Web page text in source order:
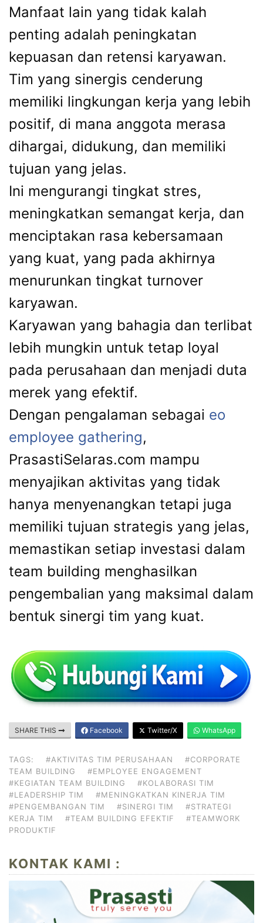
Manfaat lain yang tidak kalah
penting adalah peningkatan
kepuasan dan retensi karyawan.
Tim yang sinergis cenderung
memiliki lingkungan kerja yang lebih
positif, di mana anggota merasa
dihargai, didukung, dan memiliki
tujuan yang jelas.
Ini mengurangi tingkat stres,
meningkatkan semangat kerja, dan
menciptakan rasa kebersamaan
yang kuat, yang pada akhirnya
menurunkan tingkat turnover
karyawan.
Karyawan yang bahagia dan terlibat
lebih mungkin untuk tetap loyal
pada perusahaan dan menjadi duta
merek yang efektif.
Dengan pengalaman sebagai eo
employee gathering,
PrasastiSelaras.com mampu
menyajikan aktivitas yang tidak
hanya menyenangkan tetapi juga
memiliki tujuan strategis yang jelas,
memastikan setiap investasi dalam
team building menghasilkan
pengembalian yang maksimal dalam
bentuk sinergi tim yang kuat.
SHARE THIS Facebook Twitter/X WhatsApp
TAGS: #AKTIVITAS TIM PERUSAHAAN
#CORPORATE
TEAM BUILDING
#EMPLOYEE ENGAGEMENT
#KEGIATAN TEAM BUILDING
#KOLABORASI TIM
#LEADERSHIP TIM
#MENINGKATKAN KINERJA TIM
#PENGEMBANGAN TIM
#SINERGI TIM
#STRATEGI
KERJA TIM
#TEAM BUILDING EFEKTIF
#TEAMWORK
PRODUKTIF
KONTAK KAMI :